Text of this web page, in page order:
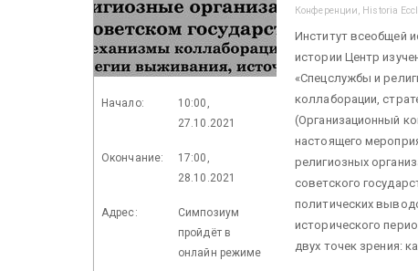
Начало:
10:00,
27.10.2021
Окончание:
17:00,
28.10.2021
Адрес:
Симпозиум
пройдёт в
онлайн режиме
Конференции, Historia
Институт всеобщей
истории Центр
«Спецслужбы и
коллаборации,
(Организационный
настоящего
религиозных
советского
политических
исторического
двух точек зрения: